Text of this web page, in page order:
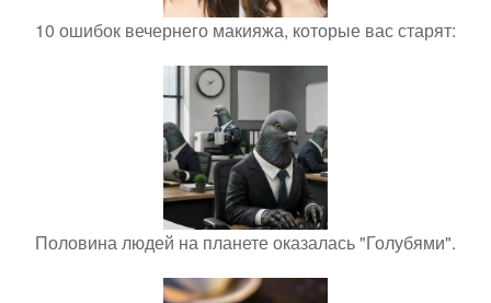
10 ошибок вечернего макияжа, которые вас старят:
Половина людей на планете оказалась "Голубями".